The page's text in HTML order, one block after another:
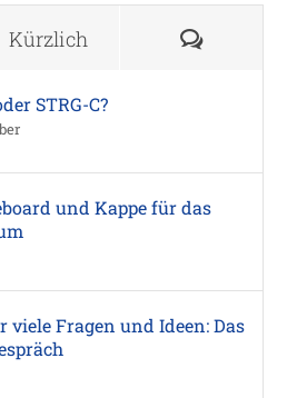
Kürzlich
STRG-C?
und Kappe für das
viele Fragen und Ideen: Das